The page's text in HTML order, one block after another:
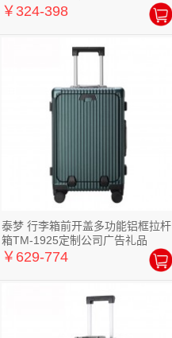
￥324-398
泰梦 行李箱前开盖多功能铝框拉杆
箱TM-1925定制公司广告礼品
￥629-774